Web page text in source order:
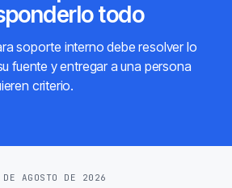
todo
soporte interno debe resolver lo
fuente y entregar a una persona
criterio.
AGOSTO DE 2026